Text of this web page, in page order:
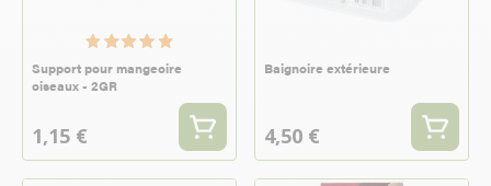
Support pour mangeoire
oiseaux - 2GR
1,15 €
Baignoire extérieure
4,50 €